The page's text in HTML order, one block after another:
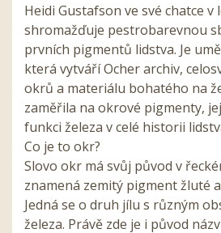
Heidi Gustafson ve své chatce
shromažďuje pestrobarevnou
prvních pigmentů lidstva. Je
která vytváří Ocher archiv,
okrů a materiálu bohatého na
zaměřila na okrové pigmenty,
funkci železa v celé historii
Co je to okr?
Slovo okr má svůj původ v
znamená zemitý pigment žluté
Jedná se o druh jílu s různým
železa. Právě zde je i původ